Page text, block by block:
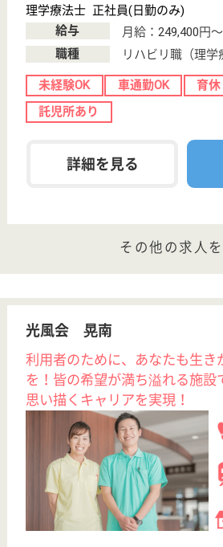
職種 リハビリ職（作業療法士）
車通勤OK 育休・産休
詳細を見る WEB問合せ
PT 正社員(日勤のみ)
給与
月給：240,000円〜270,000円
職種
リハビリ職（理学療法士）
育休・産休
WEB問合せ
為王会 アゼリアホーム
栃木県矢板市末
栃木県の為王会 アゼリアホームは、介護老人保健施
設・デイケア・ショートステイを運営しています。
ぜひ各求人をご覧ください。
介護職 正社員
月給：221,000円〜286,500円
介護職
休み多め 未経験OK
車通勤OK
育休・産休
駅徒歩10分以内
詳細を見る WEB問合せ